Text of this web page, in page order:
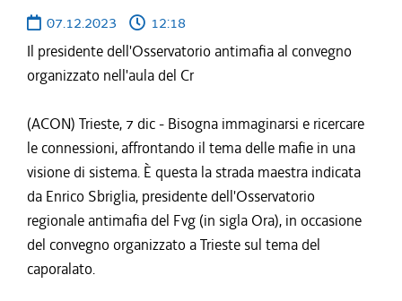
07.12.2023
12:18
Il presidente dell'Osservatorio antimafia al convegno
organizzato nell'aula del Cr
(ACON) Trieste, 7 dic - Bisogna immaginarsi e ricercare
le connessioni, affrontando il tema delle mafie in una
visione di sistema. È questa la strada maestra indicata
da Enrico Sbriglia, presidente dell'Osservatorio
regionale antimafia del Fvg (in sigla Ora), in occasione
del convegno organizzato a Trieste sul tema del
caporalato.